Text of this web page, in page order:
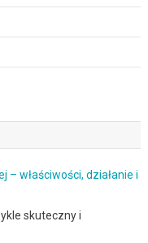
– właściwości, działanie i
skuteczny i